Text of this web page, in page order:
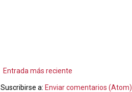
Entrada más reciente
Suscribirse a: Enviar comentarios (Atom)